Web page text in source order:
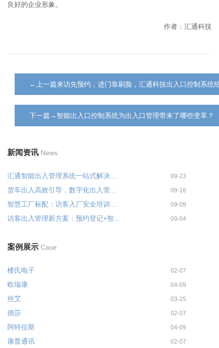
良好的企业形象。
作者：汇通科技
←上一篇来访先预约，进门靠刷脸，汇通科技出入口控制系统
下一篇→智能出入口控制系统为出入口管理带来了哪些变革？
新闻资讯 News
汇通智能出入管理系统一站式解决... 09-23
货车出入高效引导，数字化出入管... 09-16
智慧工厂标配：访客入厂安全培训... 09-09
访客出入管理新方案：预约登记+智... 09-04
案例展示 Case
楼氏电子 02-07
欧瑞康 04-09
丝艾 03-25
德莎 02-07
阿特拉斯 04-09
康普通讯 02-07